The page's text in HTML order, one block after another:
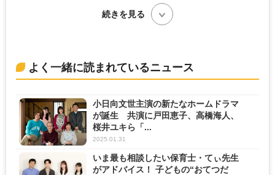
続きを見る
よく一緒に読まれているニュース
小日向文世主演の新たなホームドラマ
が誕生 共演に戸田恵子、高橋海人、
桜井ユキら「...
2025.01.31
いま最も相談したい保育士・てぃ先生
がアドバイス！ 子どもの“おてつだ